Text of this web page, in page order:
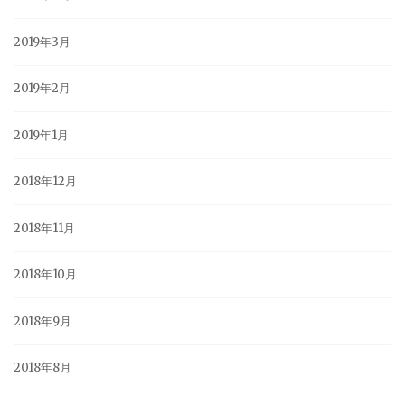
2019年3月
2019年2月
2019年1月
2018年12月
2018年11月
2018年10月
2018年9月
2018年8月